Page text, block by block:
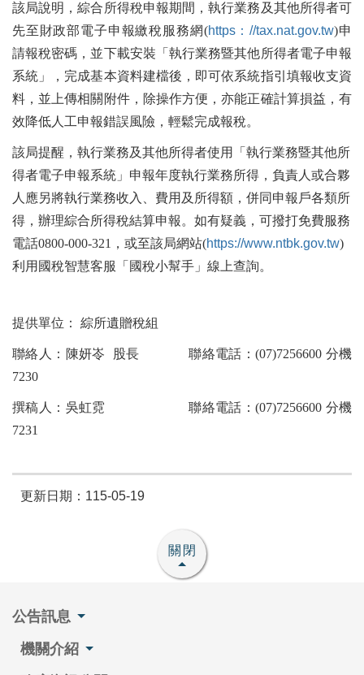
該局說明，綜合所得稅申報期間，執行業務及其他所得者可
先至財政部電子申報繳稅服務網(https：//tax.nat.gov.tw)申
請報稅密碼，並下載安裝「執行業務暨其他所得者電子申報
系統」，完成基本資料建檔後，即可依系統指引填報收支資
料，並上傳相關附件，除操作方便，亦能正確計算損益，有
效降低人工申報錯誤風險，輕鬆完成報稅。
該局提醒，執行業務及其他所得者使用「執行業務暨其他所
得者電子申報系統」申報年度執行業務所得，負責人或合夥
人應另將執行業務收入、費用及所得額，併同申報戶各類所
得，辦理綜合所得稅結算申報。如有疑義，可撥打免費服務
電話0800-000-321，或至該局網站(https://www.ntbk.gov.tw)
利用國稅智慧客服「國稅小幫手」線上查詢。
提供單位： 綜所遺贈稅組
聯絡人：陳妍岺 股長 聯絡電話：(07)7256600 分機
7230
撰稿人：吳虹霓 聯絡電話：(07)7256600 分機
7231
更新日期：115-05-19
關閉
公告訊息
機關介紹